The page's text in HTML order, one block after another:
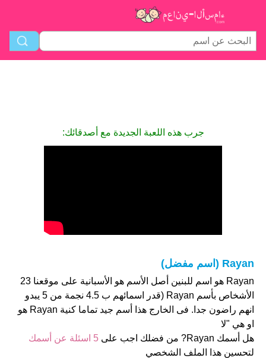
جرب هذه اللعبة الجديدة مع أصدقائك:
Rayan (اسم مفضل)
Rayan هو اسم للبنين أصل الأسم هو الأسبانية على موقعنا 23
الأشخاص بأسم Rayan (قدر اسمائهم ب 4.5 نجمة من 5 يبدو
انهم راضون جدا. فى الخارج هذا أسم جيد تماما كنية Rayan هو
او هي "لا
هل أسمك Rayan? من فضلك اجب على
5 اسئلة عن أسمك
لتحسين هذا الملف الشخصي